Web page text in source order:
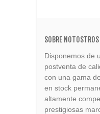
SOBRE NOTOSTROS
Disponemos de
postventa de
con una gama
en stock
altamente
prestigiosas